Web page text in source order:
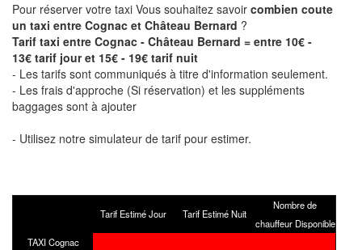
Pour réserver votre taxi Vous souhaitez savoir combien coute
un taxi entre Cognac et Château Bernard ?
Tarif taxi entre Cognac - Château Bernard = entre 10€ -
13€ tarif jour et 15€ - 19€ tarif nuit
- Les tarifs sont communiqués à titre d'information seulement.
- Les frais d'approche (Si réservation) et les suppléments
baggages sont à ajouter
- Utilisez notre simulateur de tarif pour estimer.
Tarif Estimé Jour Tarif Estimé Nuit
Nombre de
chauffeur Disponible
TAXI Cognac